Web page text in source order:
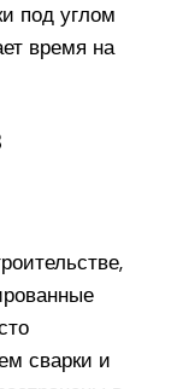
под углом
время на
сварки и